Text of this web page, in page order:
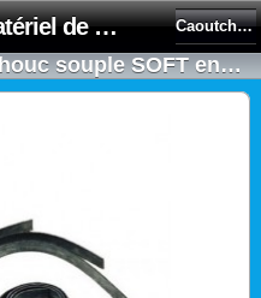
toutOtop' - Matériel de nettoyage, produit d'entretien, lubrifiant pour professionnel et particulier Caoutchoucs - Clips
UNGER - Lame en caoutchouc souple SOFT en 105cm pour raclette vitres